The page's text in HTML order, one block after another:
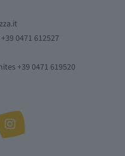
0471 612527
+39 0471 619520